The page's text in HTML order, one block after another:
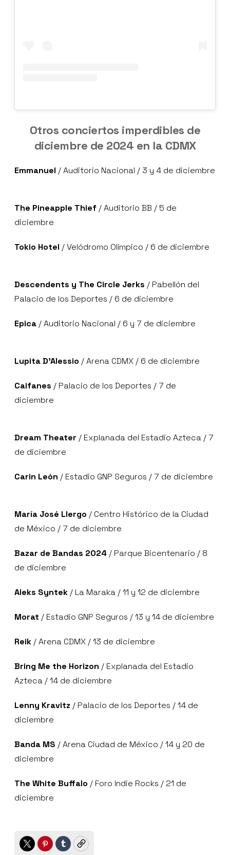
Otros conciertos imperdibles de
diciembre de 2024 en la CDMX
Emmanuel / Auditorio Nacional / 3 y 4 de diciembre
The Pineapple Thief / Auditorio BB / 5 de
diciembre
Tokio Hotel / Velódromo Olímpico / 6 de diciembre
Descendents y The Circle Jerks / Pabellón del
Palacio de los Deportes / 6 de diciembre
Epica / Auditorio Nacional / 6 y 7 de diciembre
Lupita D’Alessio / Arena CDMX / 6 de diciembre
Caifanes / Palacio de los Deportes / 7 de
diciembre
Dream Theater / Explanada del Estadio Azteca / 7
de diciembre
Carin León / Estadio GNP Seguros / 7 de diciembre
María José Llergo / Centro Histórico de la Ciudad
de México / 7 de diciembre
Bazar de Bandas 2024 / Parque Bicentenario / 8
de diciembre
Aleks Syntek / La Maraka / 11 y 12 de diciembre
Morat / Estadio GNP Seguros / 13 y 14 de diciembre
Reik / Arena CDMX / 13 de diciembre
Bring Me the Horizon / Explanada del Estadio
Azteca / 14 de diciembre
Lenny Kravitz / Palacio de los Deportes / 14 de
diciembre
Banda MS / Arena Ciudad de México / 14 y 20 de
diciembre
The White Buffalo / Foro Indie Rocks / 21 de
diciembre
TwitterPinterest
TumblrCopy